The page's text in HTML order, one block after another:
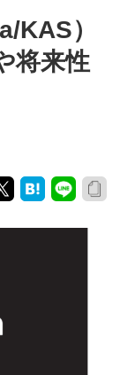
KAS）
将来性